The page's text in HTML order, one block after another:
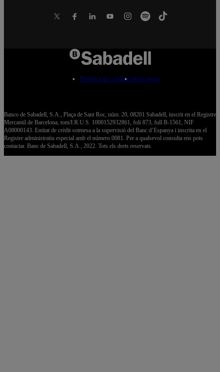
Política de cookiesAvís legal
Banco de Sabadell, S.A., Plaça de Sant Roc, núm. 20, 08201 Sabadell, inscrit en el Registre
Mercantil de Barcelona, tom/I.R.U.S. 1000152932861, foli 873, full B-1561, NIF
A08000143. Entitat de crèdit sotmesa a la supervisió del Banc d’Espanya i inscrita en el
Registre administratiu especial amb el número 0081. Per a qualsevol consulta ens pots
contactar. Banc de Sabadell, S.A., 2022. Tots els drets reservats.